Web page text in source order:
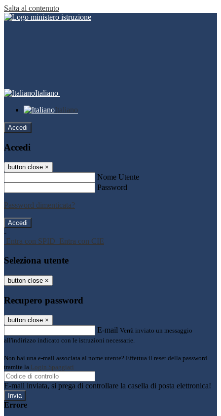
Salta al contenuto
Italiano
Italiano
Accedi
Accedi
button close ×
Nome Utente
Password
Password dimenticata?
-
Entra con SPID Entra con CIE
Seleziona utente
button close ×
Recupero password
button close ×
E-mail Verrà inviato un messaggio
all'indirizzo indicato con le istruzioni necessarie.
Non hai una e-mail associata al nome utente? Effettua il reset della password
tramite la Login Spaggiari
E-mail inviata, si prega di controllare la casella di posta elettronica!
Errore